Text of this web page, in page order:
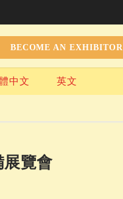
BECOME AN EXHIBITOR
中文 英文
覽會